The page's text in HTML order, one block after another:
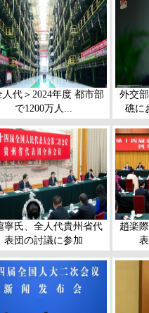
人代＞2024年度 都市部
で1200万人...
外交
礁に
寧氏、全人代貴州省代
表団の討議に参加
趙楽